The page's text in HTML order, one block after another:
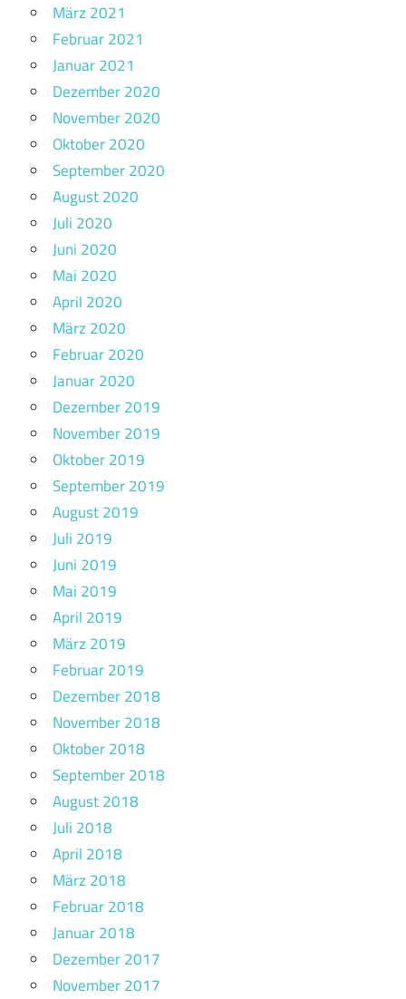
März 2021
Februar 2021
Januar 2021
Dezember 2020
November 2020
Oktober 2020
September 2020
August 2020
Juli 2020
Juni 2020
Mai 2020
April 2020
März 2020
Februar 2020
Januar 2020
Dezember 2019
November 2019
Oktober 2019
September 2019
August 2019
Juli 2019
Juni 2019
Mai 2019
April 2019
März 2019
Februar 2019
Dezember 2018
November 2018
Oktober 2018
September 2018
August 2018
Juli 2018
April 2018
März 2018
Februar 2018
Januar 2018
Dezember 2017
November 2017